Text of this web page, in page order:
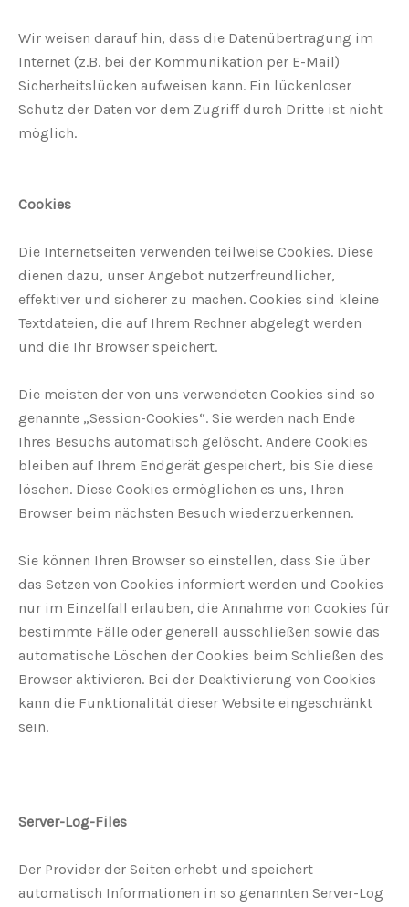
Wir weisen darauf hin, dass die Datenübertragung im
Internet (z.B. bei der Kommunikation per E-Mail)
Sicherheitslücken aufweisen kann. Ein lückenloser
Schutz der Daten vor dem Zugriff durch Dritte ist nicht
möglich.
Cookies
Die Internetseiten verwenden teilweise Cookies. Diese
dienen dazu, unser Angebot nutzerfreundlicher,
effektiver und sicherer zu machen. Cookies sind kleine
Textdateien, die auf Ihrem Rechner abgelegt werden
und die Ihr Browser speichert.
Die meisten der von uns verwendeten Cookies sind so
genannte „Session-Cookies“. Sie werden nach Ende
Ihres Besuchs automatisch gelöscht. Andere Cookies
bleiben auf Ihrem Endgerät gespeichert, bis Sie diese
löschen. Diese Cookies ermöglichen es uns, Ihren
Browser beim nächsten Besuch wiederzuerkennen.
Sie können Ihren Browser so einstellen, dass Sie über
das Setzen von Cookies informiert werden und Cookies
nur im Einzelfall erlauben, die Annahme von Cookies für
bestimmte Fälle oder generell ausschließen sowie das
automatische Löschen der Cookies beim Schließen des
Browser aktivieren. Bei der Deaktivierung von Cookies
kann die Funktionalität dieser Website eingeschränkt
sein.
Server-Log-Files
Der Provider der Seiten erhebt und speichert
automatisch Informationen in so genannten Server-Log